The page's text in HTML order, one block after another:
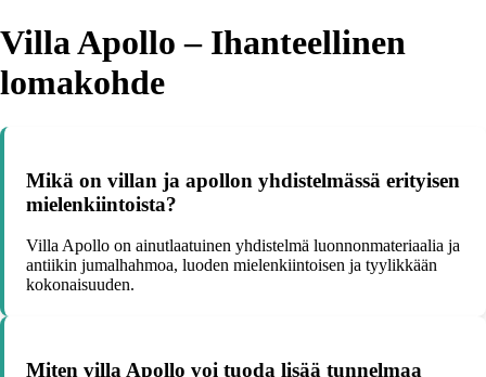
Villa Apollo – Ihanteellinen
lomakohde
Mikä on villan ja apollon yhdistelmässä erityisen
mielenkiintoista?
Villa Apollo on ainutlaatuinen yhdistelmä luonnonmateriaalia ja
antiikin jumalhahmoa, luoden mielenkiintoisen ja tyylikkään
kokonaisuuden.
Miten villa Apollo voi tuoda lisää tunnelmaa